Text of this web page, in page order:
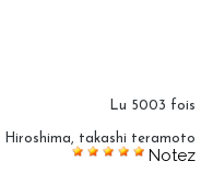
Lu 5003 fois
Hiroshima, takashi teramoto
Notez